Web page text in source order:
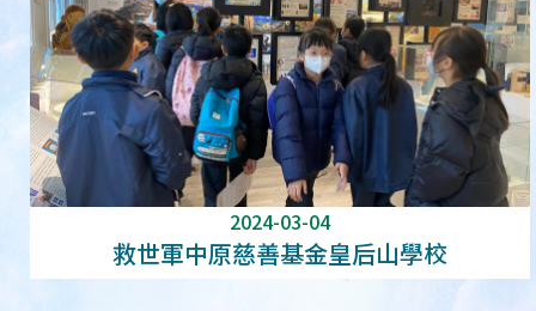
2024-03-04
救世軍中原慈善基金皇后山學校